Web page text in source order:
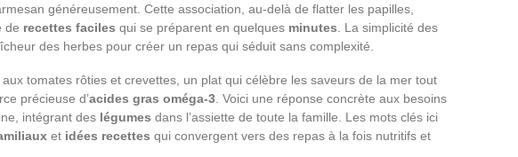
généreusement. Cette association, au-delà de flatter les papilles,
de recettes faciles qui se préparent en quelques minutes . La simplicité des
des herbes pour créer un repas qui séduit sans complexité.
tomates rôties et crevettes, un plat qui célèbre les saveurs de la mer tout
précieuse d’acides gras oméga-3 . Voici une réponse concrète aux besoins
intégrant des légumes dans l’assiette de toute la famille. Les mots clés ici
et idées recettes qui convergent vers des repas à la fois nutritifs et